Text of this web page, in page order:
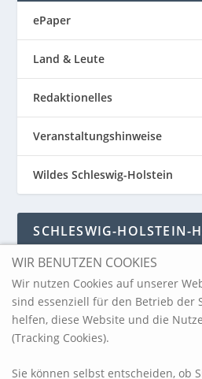
ePaper
Land & Leute
Redaktionelles
Veranstaltungshinweise
Wildes Schleswig-Holstein
SCHLESWIG-HOLSTEIN-
Schleswig-Holstein-Hautnah
ARCHIV
WIR BENUTZEN COOKIES
Wir nutzen Cookies auf unserer
sind essenziell für den Betrieb der
helfen, diese Website und die
(Tracking Cookies).
Sie können selbst entscheiden, ob